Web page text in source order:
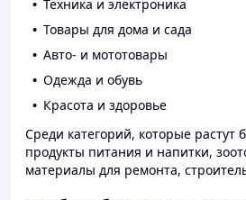
Техника и электроника
Товары для дома и сада
Авто- и мототовары
Одежда и обувь
Красота и здоровье
Среди категорий, которые растут
продукты питания и напитки,
материалы для ремонта,